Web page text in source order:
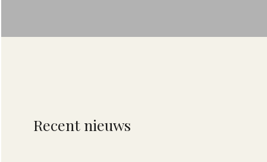
Recent nieuws